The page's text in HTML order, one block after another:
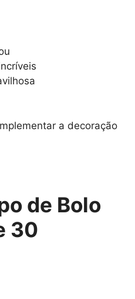
a decoração
de Bolo
30